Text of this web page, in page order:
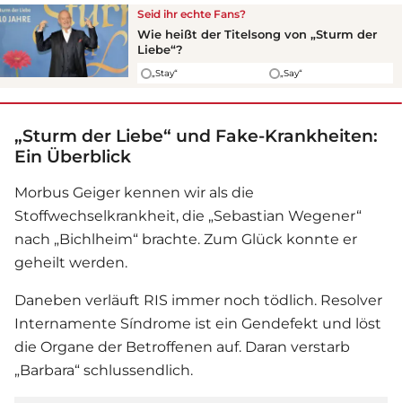
Seid ihr echte Fans?
Wie heißt der Titelsong von „Sturm der
Liebe“?
„Stay“ „Say“
„Sturm der Liebe“ und Fake-Krankheiten:
Ein Überblick
Morbus Geiger kennen wir als die
Stoffwechselkrankheit, die „Sebastian Wegener“
nach „Bichlheim“ brachte. Zum Glück konnte er
geheilt werden.
Daneben verläuft RIS immer noch tödlich. Resolver
Internamente Síndrome ist ein Gendefekt und löst
die Organe der Betroffenen auf. Daran verstarb
„Barbara“ schlussendlich.